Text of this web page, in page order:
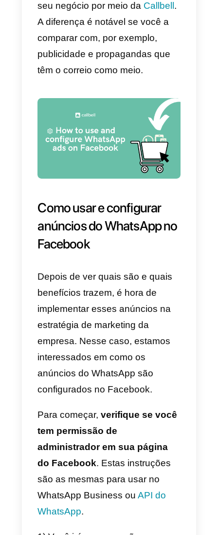
comunicação direta e
resumida. O potencial cliente, ao
clicar, verá uma mensagem pré-
determinada que você poderá
o anúncio. Isso já dará à
um guia para começar com a
orientação que será dada ao
anúncios visíveis no Facebook
implica um alcance importante
destaque sem parecer intrusiva,
em mídias em que a rolagem
constante e o consumo
dinâmica, permite que o usuário
já tenha uma predisposição para
ver esse tipo de conteúdo. E,
claro, um anúncio de seu
interesse e de fácil acesso atrairá
sua atenção.
A vantagem final é a
que o WhatsApp implica. Fazer